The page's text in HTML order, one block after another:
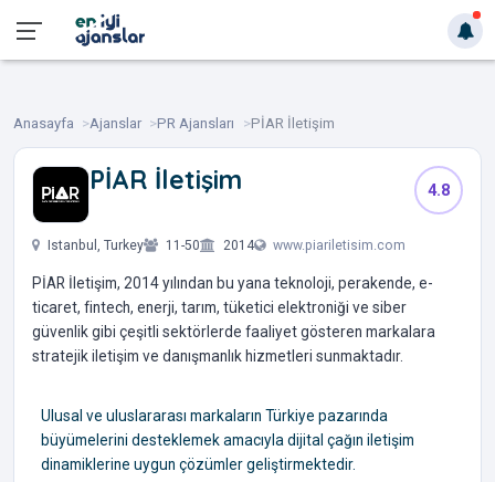
Anasayfa Ajanslar PR Ajansları PİAR İletişim
PİAR İletişim 4.8
Istanbul, Turkey 11-50 2014 www.piariletisim.com
PİAR İletişim, 2014 yılından bu yana teknoloji, perakende, e-
ticaret, fintech, enerji, tarım, tüketici elektroniği ve siber
güvenlik gibi çeşitli sektörlerde faaliyet gösteren markalara
stratejik iletişim ve danışmanlık hizmetleri sunmaktadır.
Ulusal ve uluslararası markaların Türkiye pazarında
büyümelerini desteklemek amacıyla dijital çağın iletişim
dinamiklerine uygun çözümler geliştirmektedir.